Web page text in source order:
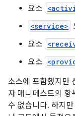
요소
<service>
요소
요소
소스에 포함했지만
자 매니페스트의 항
수 없습니다. 하지